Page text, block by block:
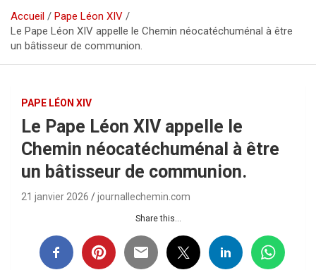
Accueil
Pape Léon XIV
Le Pape Léon XIV appelle le Chemin néocatéchuménal à être
un bâtisseur de communion.
PAPE LÉON XIV
Le Pape Léon XIV appelle le
Chemin néocatéchuménal à être
un bâtisseur de communion.
21 janvier 2026 journallechemin.com
Share this...